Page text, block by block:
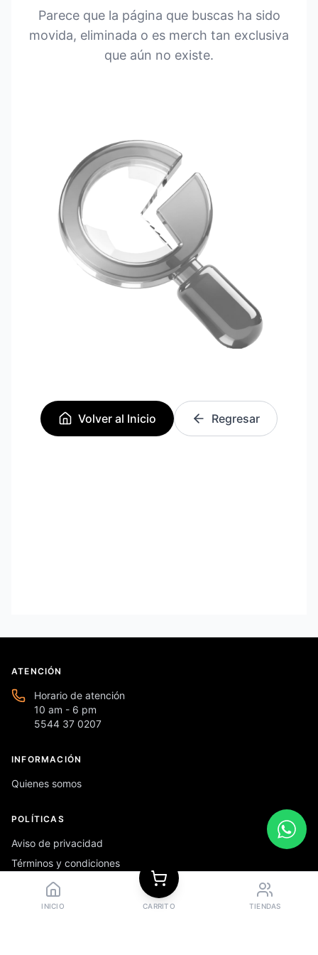
Parece que la página que buscas ha sido
movida, eliminada o es merch tan exclusiva
que aún no existe.
Volver al Inicio Regresar
INICIO CARRITO TIENDAS
ATENCIÓN
Horario de atención
10 am - 6 pm
5544 37 0207
INFORMACIÓN
Quienes somos
POLÍTICAS
Aviso de privacidad
Términos y condiciones
Preguntas frecuentes